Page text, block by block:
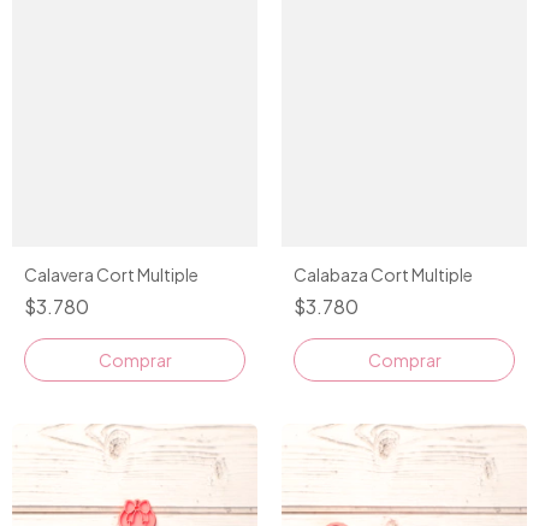
Calavera Cort Multiple
$3.780
Comprar
Calabaza Cort Multiple
$3.780
Comprar